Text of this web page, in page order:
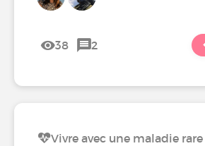
38 2
Vivre avec une maladie rare